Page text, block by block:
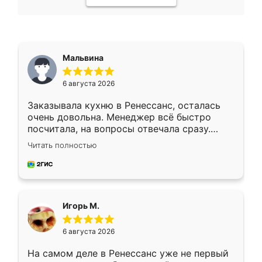
Мальвина
6 августа 2026
Заказывала кухню в Ренессанс, осталась
очень довольна. Менеджер всё быстро
посчитала, на вопросы отвечала сразу.
Замерщик приехал в субботу, подошёл к
делу со всей ответственностью. Собрали
за день, ребята работали аккуратно, даже
Читать полностью
Игорь М.
6 августа 2026
На самом деле в Ренессанс уже не первый